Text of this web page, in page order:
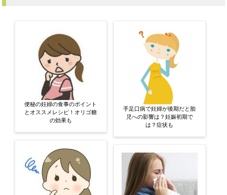
便秘の妊婦の食事のポイント
とオススメレシピ！オリゴ糖
の効果も
手足口病で妊婦が後期だと胎
児への影響は？妊娠初期で
は？症状も